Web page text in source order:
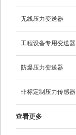
无线压力变送器
工程设备专用变送器
防爆压力变送器
非标定制压力传感器
查看更多